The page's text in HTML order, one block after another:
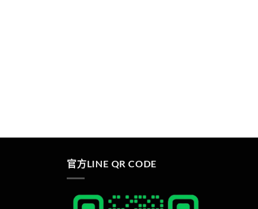
官方LINE QR CODE